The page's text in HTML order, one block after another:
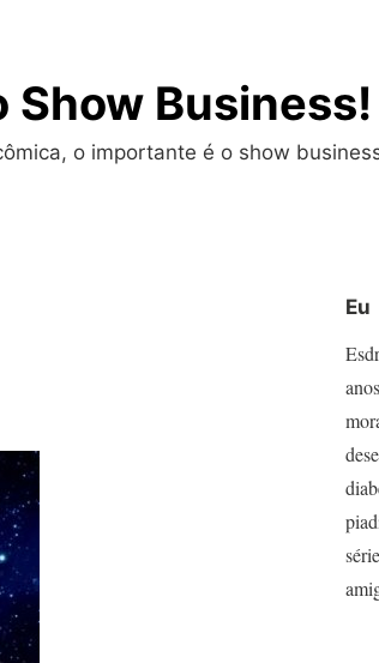
Show Business!
o importante é o show
Eu